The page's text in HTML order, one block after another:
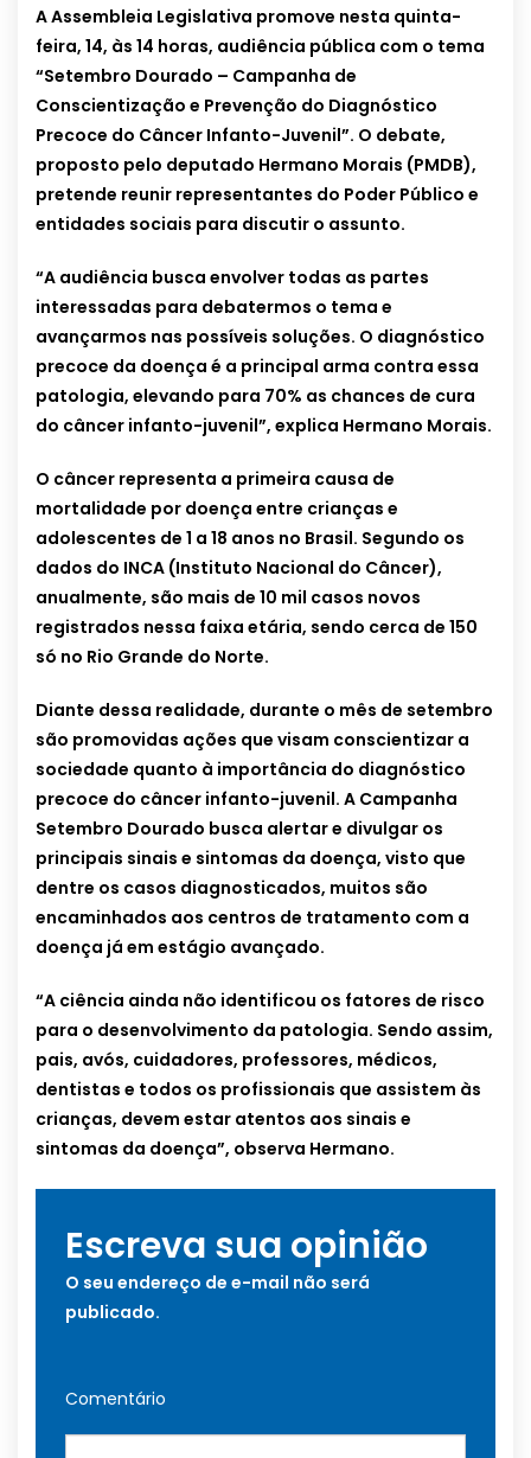
A Assembleia Legislativa promove nesta quinta-
feira, 14, às 14 horas, audiência pública com o tema
“Setembro Dourado – Campanha de
Conscientização e Prevenção do Diagnóstico
Precoce do Câncer Infanto-Juvenil”. O debate,
proposto pelo deputado Hermano Morais (PMDB),
pretende reunir representantes do Poder Público e
entidades sociais para discutir o assunto.
“A audiência busca envolver todas as partes
interessadas para debatermos o tema e
avançarmos nas possíveis soluções. O diagnóstico
precoce da doença é a principal arma contra essa
patologia, elevando para 70% as chances de cura
do câncer infanto-juvenil”, explica Hermano Morais.
O câncer representa a primeira causa de
mortalidade por doença entre crianças e
adolescentes de 1 a 18 anos no Brasil. Segundo os
dados do INCA (Instituto Nacional do Câncer),
anualmente, são mais de 10 mil casos novos
registrados nessa faixa etária, sendo cerca de 150
só no Rio Grande do Norte.
Diante dessa realidade, durante o mês de setembro
são promovidas ações que visam conscientizar a
sociedade quanto à importância do diagnóstico
precoce do câncer infanto-juvenil. A Campanha
Setembro Dourado busca alertar e divulgar os
principais sinais e sintomas da doença, visto que
dentre os casos diagnosticados, muitos são
encaminhados aos centros de tratamento com a
doença já em estágio avançado.
“A ciência ainda não identificou os fatores de risco
para o desenvolvimento da patologia. Sendo assim,
pais, avós, cuidadores, professores, médicos,
dentistas e todos os profissionais que assistem às
crianças, devem estar atentos aos sinais e
sintomas da doença”, observa Hermano.
Escreva sua opinião
O seu endereço de e-mail não será
publicado.
Comentário